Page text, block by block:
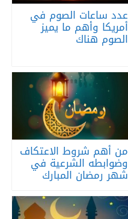
عدد ساعات الصوم في
أمريكا وأهم ما يميز
الصوم هناك
من أهم شروط الاعتكاف
وضوابطه الشرعية في
شهر رمضان المبارك